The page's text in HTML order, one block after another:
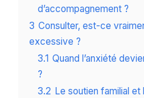
d’accompagnement ?
3 Consulter, est-ce
excessive ?
3.1 Quand l’anxiété
?
3.2 Le soutien familial et